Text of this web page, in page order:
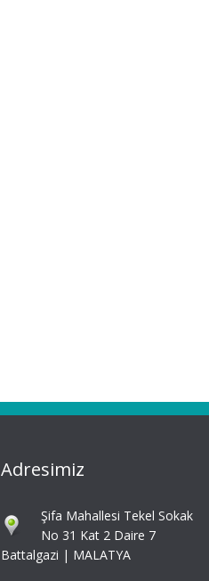
Adresimiz
Şifa Mahallesi Tekel Sokak
No 31 Kat 2 Daire 7
Battalgazi | MALATYA